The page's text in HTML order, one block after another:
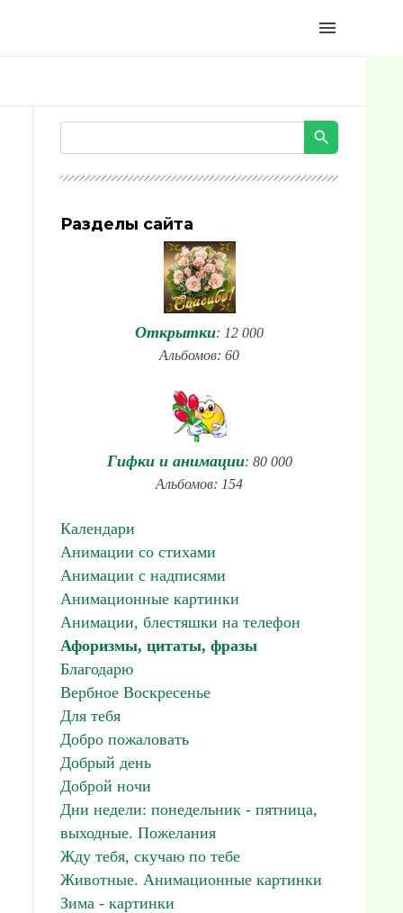
menu
Разделы сайта
Открытки: 12 000
Альбомов: 60
Гифки и анимации: 80 000
Альбомов: 154
Календари
Анимации со стихами
Анимации с надписями
Анимационные картинки
Анимации, блестяшки на телефон
Афоризмы, цитаты, фразы
Благодарю
Вербное Воскресенье
Для тебя
Добро пожаловать
Добрый день
Доброй ночи
Дни недели: понедельник - пятница,
выходные. Пожелания
Жду тебя, скучаю по тебе
Животные. Анимационные картинки
Зима - картинки